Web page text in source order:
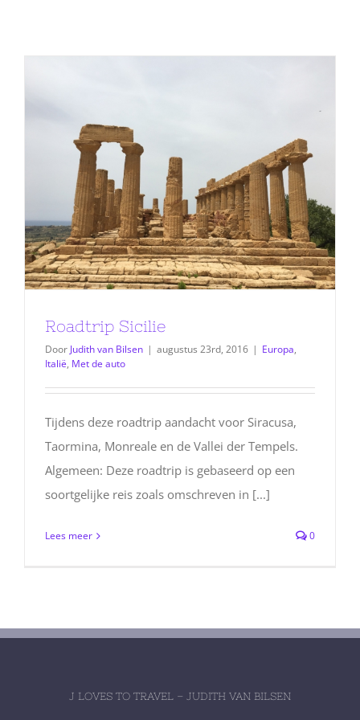
Roadtrip Sicilie
Door Judith van Bilsen | augustus 23rd, 2016 | Europa,
Italië, Met de auto
Tijdens deze roadtrip aandacht voor Siracusa,
Taormina, Monreale en de Vallei der Tempels.
Algemeen: Deze roadtrip is gebaseerd op een
soortgelijke reis zoals omschreven in [...]
Lees meer 0
J LOVES TO TRAVEL – JUDITH VAN BILSEN